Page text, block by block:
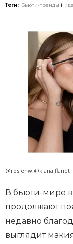
Теги: Бьюти-тренды
@rosiehw;@kiana.flanet
В бьюти-мире
продолжают
недавно
выглядит